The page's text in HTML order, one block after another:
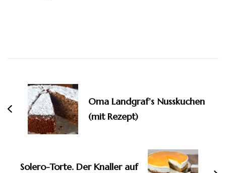
Oma Landgraf’s Nusskuchen
(mit Rezept)
Solero-Torte. Der Knaller auf